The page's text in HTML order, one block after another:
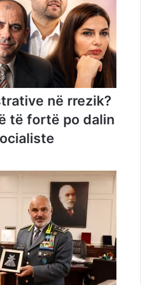
në rrezik?
të fortë po dalin